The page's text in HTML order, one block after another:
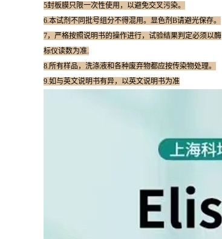
5封板膜只限一次性使用，以避免交叉污染。
6.本试剂不同批号组分不得混用。显色剂B请避光保存。
7，严格按照说明书的操作进行，试验结果判定必须以酶
标仪读数为准.
8.所有样品，洗涤液和各种废弃物都应按传染物处理。
9.如与英文说明书有异，以英文说明书为准